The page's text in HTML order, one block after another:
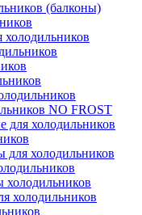
(балконы)
холодильников
NO FROST
для холодильников
для холодильников
холодильников
холодильников